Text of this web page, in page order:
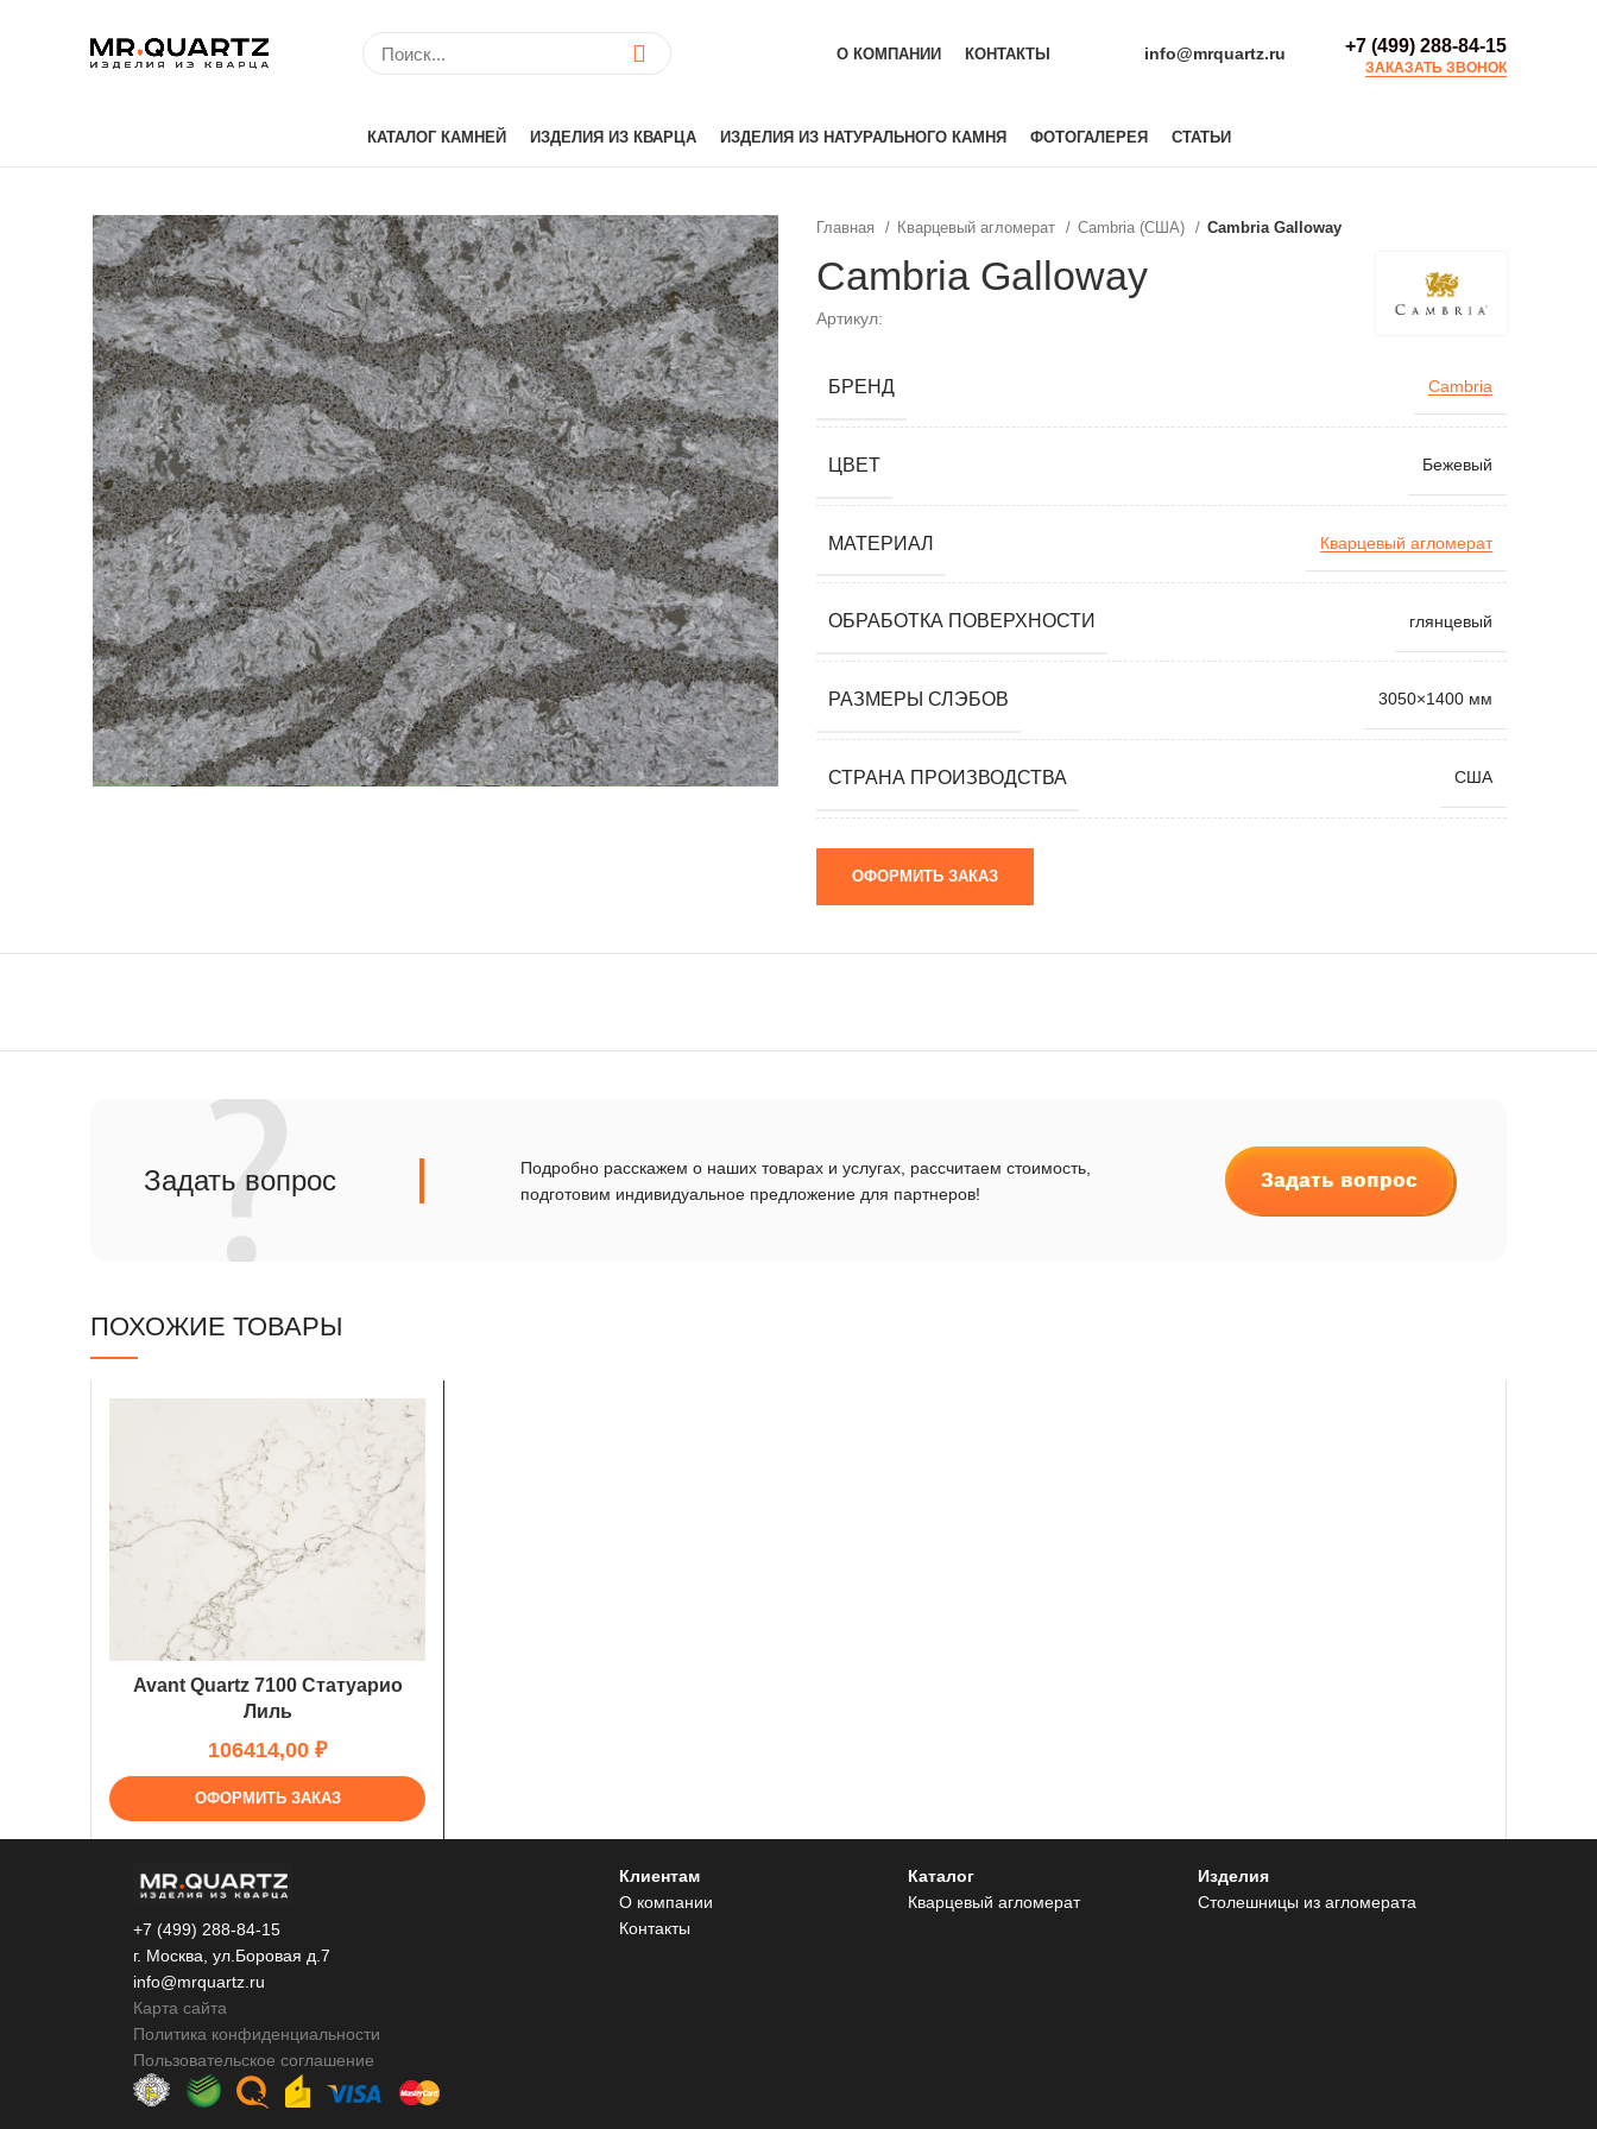
О КОМПАНИИ КОНТАКТЫ info@mrquartz.ru +7 (499) 288-84-15
ЗАКАЗАТЬ ЗВОНОК
КАТАЛОГ КАМНЕЙ
Avant Quartz (Китай)
Belenco (Турция)
Bitto (Китай)
Caesarstone (Израиль)
Cambria (США)
Compac (Португалия)
Crystal (Китай)
Etna Quartz (Китай)
IDS (Китай)
QuartzForms (Германия)
Samsung Radianz (Южная
Корея)
Silestone (Испания)
Smart Quartz (Китай)
Stratos (Вьетнам)
Technistone (Чехия)
Teltos (Китай)
Hanex
Grandex
Hi-Macs
Neomarm
Кварцит
Полудрагоценные камни
ИЗДЕЛИЯ ИЗ КВАРЦА ИЗДЕЛИЯ ИЗ НАТУРАЛЬНОГО КАМНЯ ФОТОГАЛЕРЕЯ СТАТЬИ
Главная Кварцевый агломерат Cambria (США) Cambria Galloway
Cambria Galloway
Артикул:
БРЕНД Cambria
ЦВЕТ Бежевый
МАТЕРИАЛ Кварцевый агломерат
ОБРАБОТКА ПОВЕРХНОСТИ глянцевый
РАЗМЕРЫ СЛЭБОВ 3050×1400 мм
СТРАНА ПРОИЗВОДСТВА США
ОФОРМИТЬ ЗАКАЗ
Задать вопрос
Подробно расскажем о наших товарах и услугах, рассчитаем стоимость,
подготовим индивидуальное предложение для партнеров!
Задать вопрос
ПОХОЖИЕ ТОВАРЫ
Avant Quartz 7100 Статуарио
Лиль
₽
ОФОРМИТЬ ЗАКАЗ
+7 (499) 288-84-15
г. Москва, ул.Боровая д.7
info@mrquartz.ru
Карта сайта
Политика конфиденциальности
Пользовательское соглашение
Клиентам
О компании
Контакты
Каталог
Кварцевый агломерат
Изделия
Столешницы из агломерата